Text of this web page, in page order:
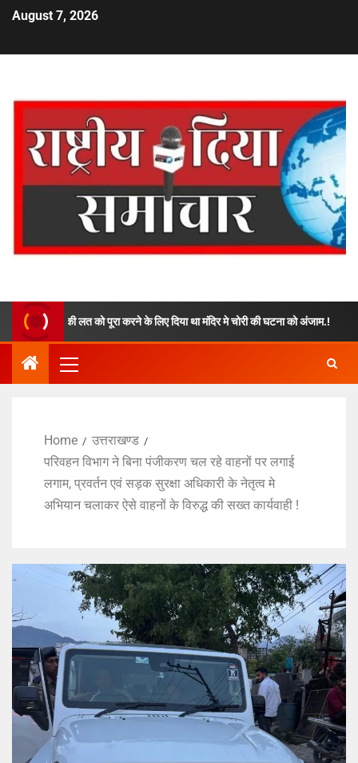
August 7, 2026
को पूरा करने के लिए दिया था मंदिर मे चोरी की घटना को अंजाम.! हाईकोर्ट
Home
उत्तराखण्ड
परिवहन विभाग ने बिना पंजीकरण चल रहे वाहनों पर लगाई
लगाम, प्रवर्तन एवं सड़क सुरक्षा अधिकारी के नेतृत्व मे
अभियान चलाकर ऐसे वाहनों के विरुद्ध की सख्त कार्यवाही !